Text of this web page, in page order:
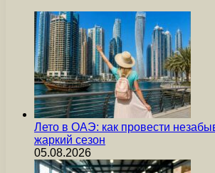
Лето в ОАЭ: как провести
жаркий сезон
05.08.2026